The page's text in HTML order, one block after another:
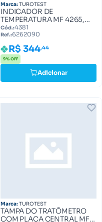
Marca:TUROTEST
INDICADOR DE
TEMPERATURA MF 4265,
4275, 4283, 4292 6262090
Cód.:4381
Ref.:6262090
R$ 344,44
9% OFF
Adicionar
Marca:TUROTEST
TAMPA DO TRATÔMETRO
COM PLACA CENTRAL MF